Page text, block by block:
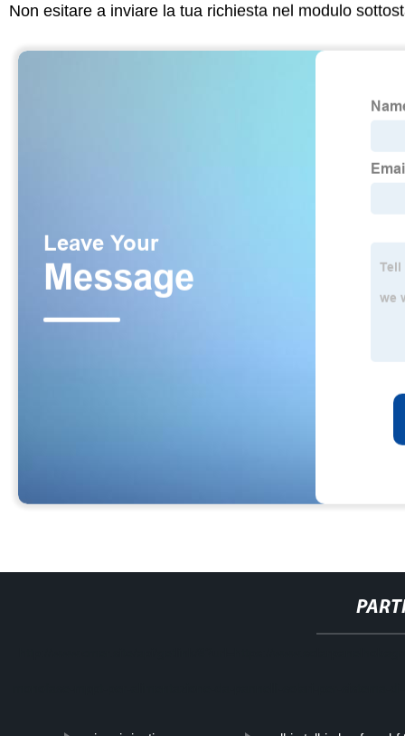
Non esitare a inviare la tua richiesta nel modulo